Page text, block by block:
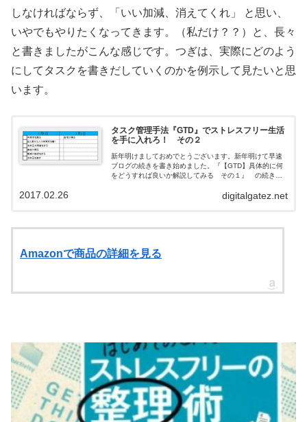
しなければならず、「いい加減、消えてくれ」 と思い、
いやでもやりたくなってきます。（私だけ？？）と、長々
と書きましたがこんな感じです。つぎは、実際にどのよう
にしてタスクを書きだしていくのかを例示して見たいと思
います。
タスク管理手法『GTD』でストレスフリー生活
を手に入れろ！ その２
新年明けましておめでとうございます。新年明けて早速
ブログの続きを書き始めました。『【GTD】具体的に何
をどうすれば良いか解説してみる その１』 の続きで
かというと、まず日別のタスク表を用意し...digitalgatez.net
2017.02.26
Amazonで商品の詳細を見る